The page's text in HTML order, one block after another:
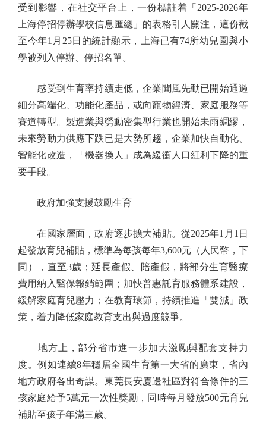
受到影響，在社交平台上，一份標註着「2025-2026年
上海停招停辦學校信息匯總」的表格引人關注，這份截
至今年1月25日的統計顯示，上海已有74所幼兒園與小
學被列入停辦、停招名單。
感受到生育率持續走低，企業聞風先動已開始通過
細分高端化、功能化產品，或向寵物經濟、家庭服務等
賽道轉型。製造業與勞動密集型行業也開始未雨綢繆，
未來勞動力供應下跌已是大勢所趨，企業加快自動化、
智能化改造，「機器換人」成為緩衝人口紅利下降的重
要手段。
政府加強支援鼓勵生育
在國家層面，政府逐步擴大補貼。從2025年1月1日
起發放育兒補貼，標準為每孩每年3,600元（人民幣，下
同），直至3歲；延長產假、陪產假，將部分生育醫療
費用納入醫保報銷範圍；加快普惠託育服務體系建設，
緩解家庭育兒壓力；在教育環節，持續推進「雙減」政
策，着力降低家庭教育支出與過度競爭。
地方上，部分省市進一步加大激勵與配套支持力
度。例如連續8年穩居全國生育第一大省的廣東，省內
地方政府各出奇謀。東莞長安廈邊社區對符合條件的三
孩家庭給予5萬元一次性獎勵，同時每月發放500元育兒
補貼至孩子年滿三歲。